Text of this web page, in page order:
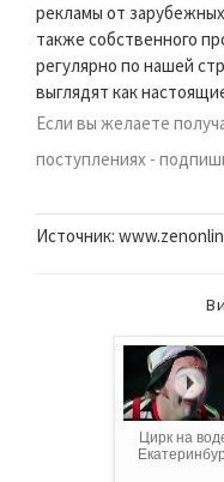
рекламы от
также собственного
регулярно по нашей
выглядят как
Если вы желаете
поступлениях -
Источник:
Цирк на